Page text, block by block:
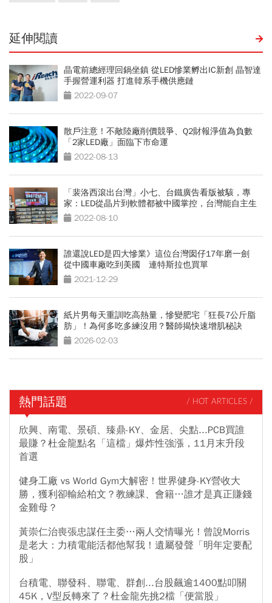
延伸閱讀
晶電前總經理回鍋坐鎮 從LED慘業孵出IC新創 晶智達
手握營運利器 打進韓系手機供應鏈
2022-09-07
散戶注意！不敵陸廠削價競爭、Q2財報淨值為負數
「2家LED廠」面臨下市命運
2022-08-13
「裴洛西滾出台灣」小七、台鐵廣告看版被駭，專
家：LED從晶片到軟體都被中國掌控，台灣能自主生
產？2022-08-10
誰還說LED是四大慘業》這位台灣囡仔17年磨一劍
從中國車廠吃到美國 連特斯拉也買單
2021-12-29
紙片男每天重訓吃高熱量，慘變肥宅「狂長7公斤脂
肪」！為何多吃多練沒用？醫師揭快速增肌秘訣
2026-02-03
熱門話題 / HOT ARTICLES /
欣興、南電、景碩、臻鼎-KY、金居、尖點...PCB買誰
最賺？杜金龍點名「這檔」爆炸性強漲，11月末升段
首選
健身工廠 vs World Gym大解密！世界健身-KY營收大
勝，獲利卻輸給柏文？教練課、會籍…誰才是真正賺錢
金雞母？
黃崇仁治喪張忠謀任主委…兩人交情曝光！曾說Morris
是老大：力積電能活都他幫我！遺屬發聲「明年定要配
股」
台積電、聯發科、聯電、群創...台股飆逾1400點叩關
45K，V型反轉來了？杜金龍先挑2檔「便當股」